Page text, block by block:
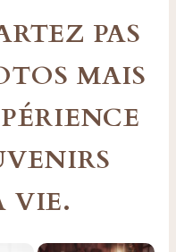
PAS
MAIS
VIE.